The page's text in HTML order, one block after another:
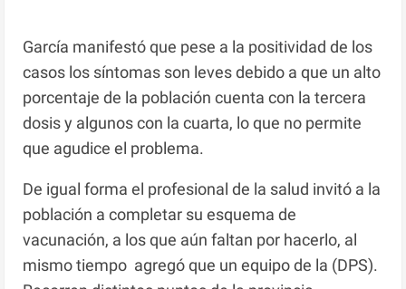
García manifestó que pese a la positividad de los
casos los síntomas son leves debido a que un alto
porcentaje de la población cuenta con la tercera
dosis y algunos con la cuarta, lo que no permite
que agudice el problema.
De igual forma el profesional de la salud invitó a la
población a completar su esquema de
vacunación, a los que aún faltan por hacerlo, al
mismo tiempo agregó que un equipo de la (DPS).